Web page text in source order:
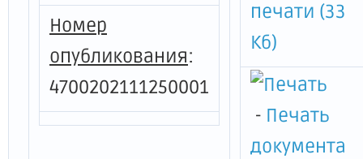
Номер
опубликования:
4700202111250001
печати (33
Кб)
- Печать
документа